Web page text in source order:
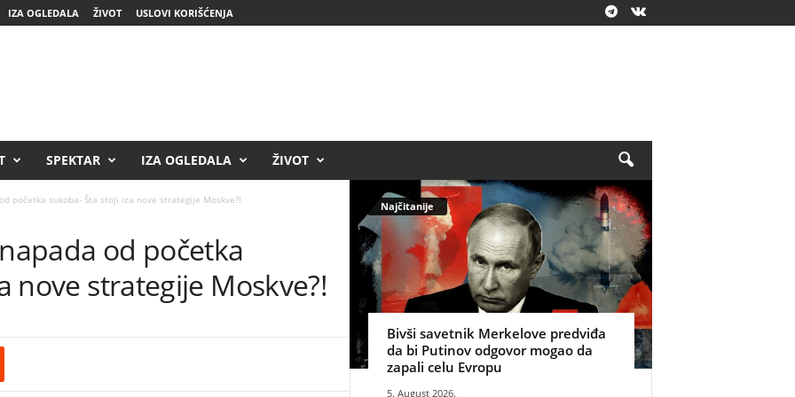
IZA OGLEDALA ŽIVOT USLOVI KORIŠĆENJA
SPEKTAR IZA OGLEDALA ŽIVOT
početka sukoba- Šta stoji iza nove strategije Moskve?!
od početka
nove strategije Moskve?!
Najčitanije
Bivši savetnik Merkelove predviđa
da bi Putinov odgovor mogao da
zapali celu Evropu
5. August 2026.